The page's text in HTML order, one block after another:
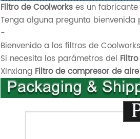
Filtro de Coolworks es un
Tenga alguna pregunta
-
Bienvenido a los filtros de
Si necesita los parámetros del
Xinxiang Filtro de compresor de